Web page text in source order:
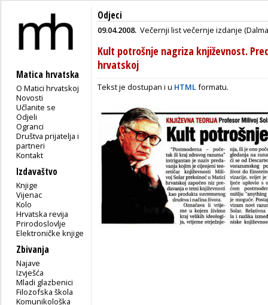
Matica hrvatska
O Matici hrvatskoj
Novosti
Učlanite se
Odjeli
Ogranci
Društva prijatelja i
partneri
Kontakt
Izdavaštvo
Knjige
Vijenac
Kolo
Hrvatska revija
Prirodoslovlje
Elektroničke knjige
Zbivanja
Najave
Izvješća
Mladi glazbenici
Filozofska škola
Komunikološka
Odjeci
09.04.2008. Večernji list večernje izdanje
Kult potrošnje nagriza književnost.
hrvatskoj
Tekst je dostupan i u HTMLformatu.